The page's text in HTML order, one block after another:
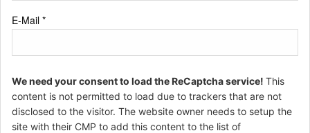
E-Mail *
We need your consent to load the ReCaptcha service! This
content is not permitted to load due to trackers that are not
disclosed to the visitor. The website owner needs to setup the
site with their CMP to add this content to the list of